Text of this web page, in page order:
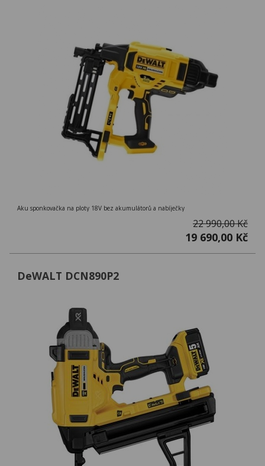
Aku sponkovačka na ploty 18V bez akumulátorů a nabíječky
22 990,00 Kč
19 690,00 Kč
DeWALT DCN890P2